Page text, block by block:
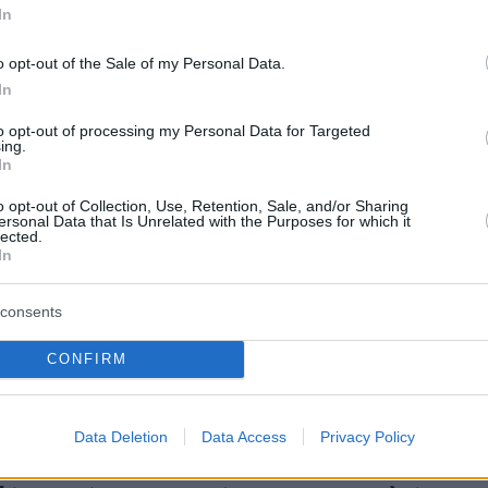
opt-out of the Sale of my Personal Data.
opt-out of processing my Personal Data for Targeted
opt-out of Collection, Use, Retention, Sale, and/or Sharing
Data that Is Unrelated with the Purposes for which it
CONFIRM
Data Deletion Data Access Privacy Policy
ο κ. Αρβανιτόπουλος εξηγεί γιατί η Ευρώπη
της γεωπολιτική σημασία για τις ΗΠΑ, ενώ
σε αυτή υπογραμμίζει ότι «οι
δεν είναι πια μόνο αμερικανικό
, οι κίνδυνοι του νέου περιβάλλοντος είναι
αλλά τώρα το πρόταγμα είναι η